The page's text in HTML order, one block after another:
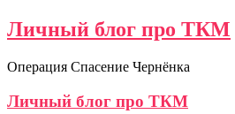
Личный блог про ТКМ
Операция Спасение Чернёнка
Личный блог про ТКМ